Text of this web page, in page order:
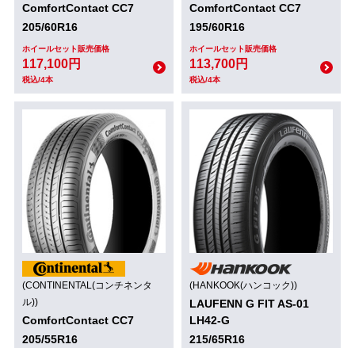
ComfortContact CC7
205/60R16
ホイールセット販売価格
117,100円
税込/4本
ComfortContact CC7
195/60R16
ホイールセット販売価格
113,700円
税込/4本
(CONTINENTAL(コンチネンタ
ル))
ComfortContact CC7
205/55R16
(HANKOOK(ハンコック))
LAUFENN G FIT AS-01
LH42-G
215/65R16